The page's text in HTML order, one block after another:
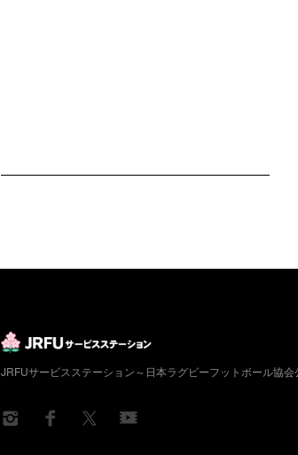
JRFUサービスステーション～日本ラグビーフットボール協会